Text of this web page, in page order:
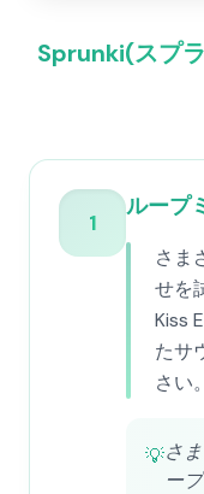
Sprunki(スプ
1
ループ
さま
せを
Kiss
たサ
さい。
💡さ
ー